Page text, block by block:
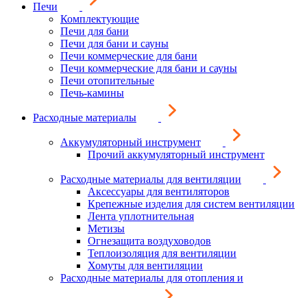
Печи
Комплектующие
Печи для бани
Печи для бани и сауны
Печи коммерческие для бани
Печи коммерческие для бани и сауны
Печи отопительные
Печь-камины
Расходные материалы
Аккумуляторный инструмент
Прочий аккумуляторный инструмент
Расходные материалы для вентиляции
Аксессуары для вентиляторов
Крепежные изделия для систем вентиляции
Лента уплотнительная
Метизы
Огнезащита воздуховодов
Теплоизоляция для вентиляции
Хомуты для вентиляции
Расходные материалы для отопления и